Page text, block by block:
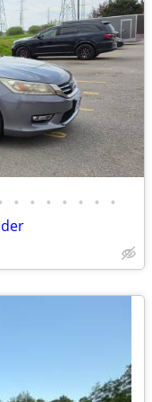
• • • • • • •